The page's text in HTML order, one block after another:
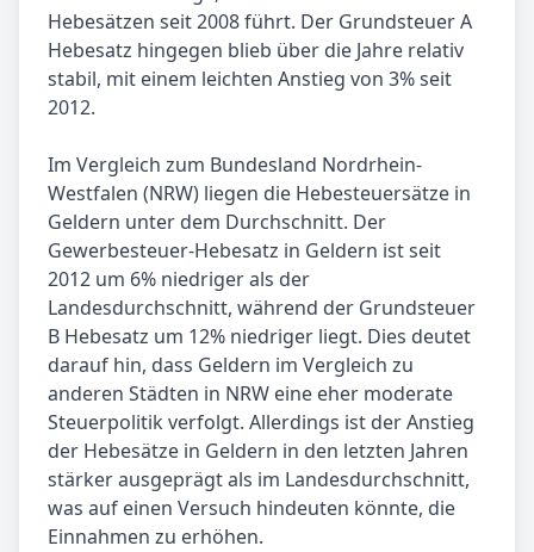
Hebesätzen seit 2008 führt. Der Grundsteuer A
Hebesatz hingegen blieb über die Jahre relativ
stabil, mit einem leichten Anstieg von 3% seit
2012.
Im Vergleich zum Bundesland Nordrhein-
Westfalen (NRW) liegen die Hebesteuersätze in
Geldern unter dem Durchschnitt. Der
Gewerbesteuer-Hebesatz in Geldern ist seit
2012 um 6% niedriger als der
Landesdurchschnitt, während der Grundsteuer
B Hebesatz um 12% niedriger liegt. Dies deutet
darauf hin, dass Geldern im Vergleich zu
anderen Städten in NRW eine eher moderate
Steuerpolitik verfolgt. Allerdings ist der Anstieg
der Hebesätze in Geldern in den letzten Jahren
stärker ausgeprägt als im Landesdurchschnitt,
was auf einen Versuch hindeuten könnte, die
Einnahmen zu erhöhen.